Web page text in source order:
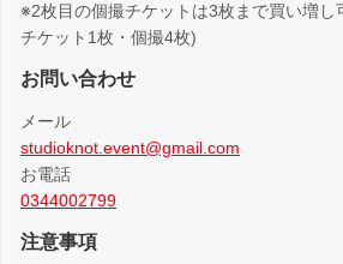
※2枚目の個撮チケットは3枚まで買い増し
チケット1枚・個撮4枚)
お問い合わせ
メール
studioknot.event@gmail.com
お電話
0344002799
注意事項